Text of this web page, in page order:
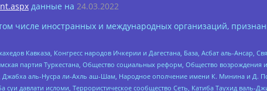
данные на 24.03.2022
числе иностранных и международных организаций,
Кавказа, Конгресс народов Ичкерии и Дагестана, База, Асбат аль-Ансар,
партия Туркестана, Общество социальных реформ, Общество
Джабха аль-Нусра ли-Ахль аш-Шам, Народное ополчение имени К. Минина и Д.
давлати исломи, Террористическое сообщество Сеть, Катиба Таухид